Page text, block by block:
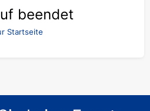
beendet
Startseite